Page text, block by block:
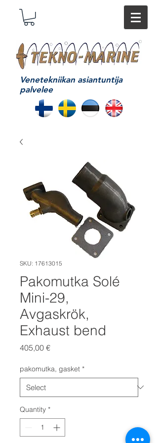
Venetekniikan asiantuntija
palvelee
SKU: 17613015
Pakomutka Solé
Mini-29,
Avgaskrök,
Exhaust bend
405,00 €Price
pakomutka, gasket *
Quantity *